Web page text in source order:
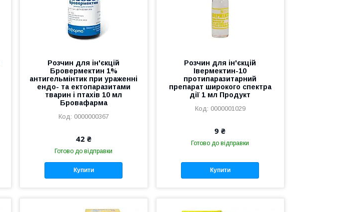
Розчин для ін'єкцій
Бровермектин 1%
антигельмінтик при ураженні
ендо- та ектопаразитами
тварин і птахів 10 мл
Бровафарма
0000000367
42 ₴
Готово до відправки
Купити
Розчин для ін'єкцій
Івермектин-10
протипаразитарний
препарат широкого спектра
дії 1 мл Продукт
0000001029
9 ₴
Готово до відправки
Купити